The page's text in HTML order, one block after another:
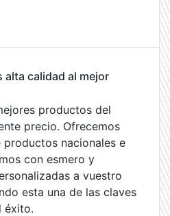
alta calidad al mejor
productos del
precio. Ofrecemos
productos nacionales e
con esmero y
a vuestro
esta una de las claves
éxito.